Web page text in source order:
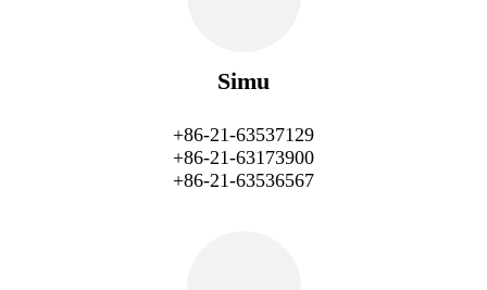
Simu
+86-21-63537129
+86-21-63173900
+86-21-63536567